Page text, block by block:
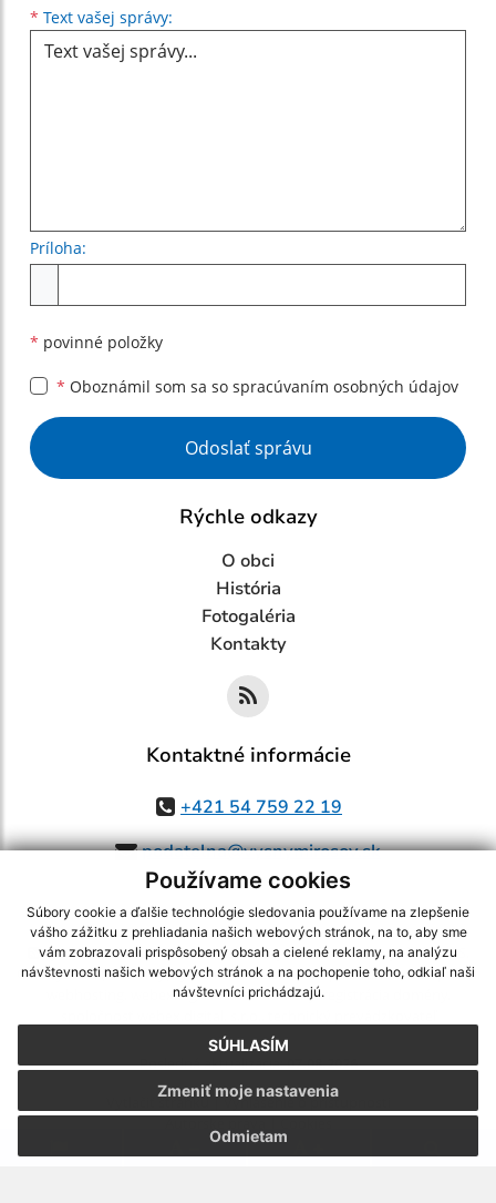
Používame cookies
Súbory cookie a ďalšie technológie sledovania používame na zlepšenie
vášho zážitku z prehliadania našich webových stránok, na to, aby sme
vám zobrazovali prispôsobený obsah a cielené reklamy, na analýzu
návštevnosti našich webových stránok a na pochopenie toho, odkiaľ naši
návštevníci prichádzajú.
SÚHLASÍM
Odmietam
Zmeniť moje nastavenia
* Text vašej správy:
Príloha:
* povinné položky
* Oboznámil som sa so spracúvaním osobných údajov
Google reCaptcha Response
Odoslať správu
Rýchle odkazy
O obci
História
Fotogaléria
Kontakty
Kontaktné informácie
+421 54 759 22 19
podatelna@vysnymirosov.sk
využite možnosť získavania aktuálnych informácií s využitím RSS
CMS systém (redakčný) systém ECHELON 2,Mapa stránok,web portál
webex.digital, s.r.o.,domény,registrácia domény
Posledná aktualizácia:07.08.2026
Vytlačiť stránku|Vyhlásenie o prístupnosti